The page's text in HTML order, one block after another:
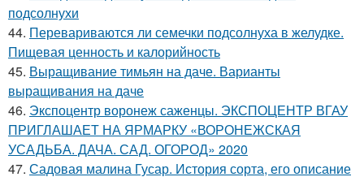
подсолнухи
44. Перевариваются ли семечки подсолнуха в желудке.
Пищевая ценность и калорийность
45. Выращивание тимьян на даче. Варианты
выращивания на даче
46. Экспоцентр воронеж саженцы. ЭКСПОЦЕНТР ВГАУ
ПРИГЛАШАЕТ НА ЯРМАРКУ «ВОРОНЕЖСКАЯ
УСАДЬБА. ДАЧА. САД. ОГОРОД» 2020
47. Садовая малина Гусар. История сорта, его описание